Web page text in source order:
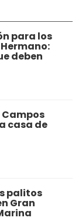
para los
deben
Campos
casa de
palitos
Gran